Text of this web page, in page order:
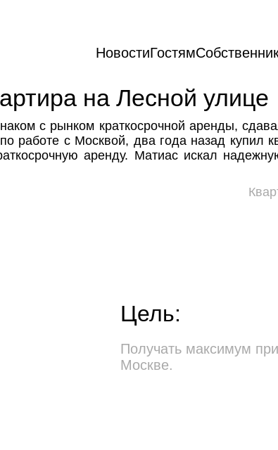
НовостиГостям
на Лесной улице
с рынком краткосрочной аренды,
работе с Москвой, два года назад купил
аренду. Матиас искал
Цель:
Получать максимум
Москве.